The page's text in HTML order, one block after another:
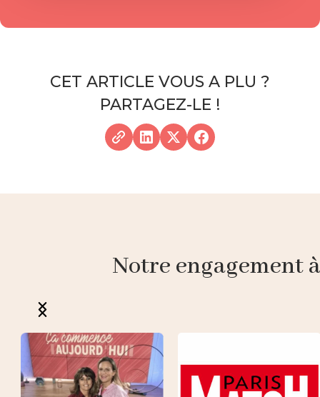
CET ARTICLE VOUS A PLU ?
PARTAGEZ-LE !
Notre engagement